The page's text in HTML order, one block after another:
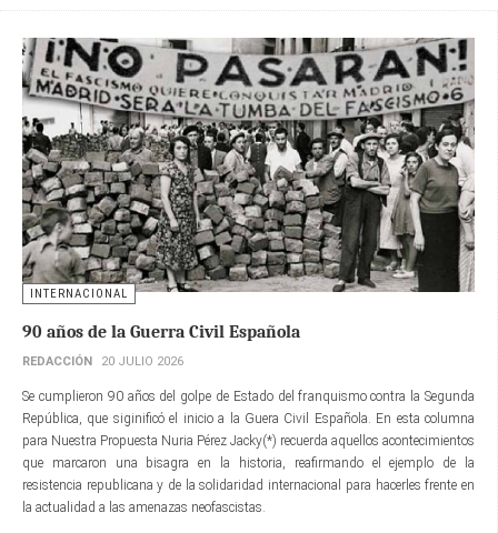
INTERNACIONAL
90 años de la Guerra Civil Española
REDACCIÓN 20 JULIO 2026
Se cumplieron 90 años del golpe de Estado del franquismo contra la Segunda
República, que siginificó el inicio a la Guera Civil Española. En esta columna
para Nuestra Propuesta Nuria Pérez Jacky(*) recuerda aquellos acontecimientos
que marcaron una bisagra en la historia, reafirmando el ejemplo de la
resistencia republicana y de la solidaridad internacional para hacerles frente en
la actualidad a las amenazas neofascistas.